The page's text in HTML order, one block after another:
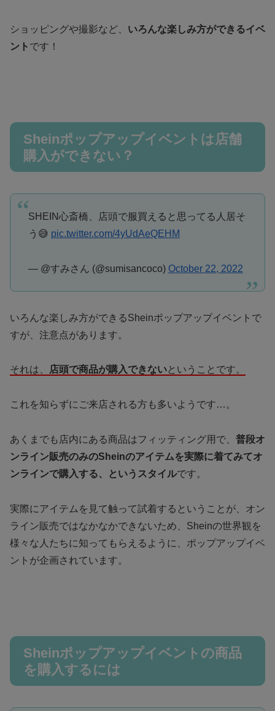
ショッピングや撮影など、 いろんな楽しみ方ができるイベ
ント です！
Sheinポップアップイベントは店舗
購入ができない？
SHEIN心斎橋、店頭で服買えると思ってる人居そ
う😅 pic.twitter.com/4yUdAeQEHM
— @すみさん (@sumisancoco) October 22, 2022
いろんな楽しみ方ができるSheinポップアップイベントで
すが、注意点があります。
それは、 店頭で商品が購入できないということです。
これを知らずにご来店される方も多いようです…。
あくまでも店内にある商品はフィッティング用で、 普段オ
ンライン販売のみのSheinのアイテムを実際に着てみてオ
ンラインで購入する、というスタイルです。
実際にアイテムを見て触って試着するということが、オン
ライン販売ではなかなかできないため、Sheinの世界観を
様々な人たちに知ってもらえるように、ポップアップイベ
ントが企画されています。
Sheinポップアップイベントの商品
を購入するには